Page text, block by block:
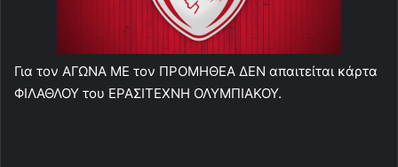
Για τον ΑΓΩΝΑ ΜΕ τον ΠΡΟΜΗΘΕΑ ΔΕΝ απαιτείται κάρτα
ΦΙΛΑΘΛΟΥ του ΕΡΑΣΙΤΕΧΝΗ ΟΛΥΜΠΙΑΚΟΥ.